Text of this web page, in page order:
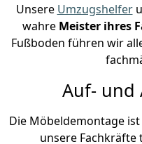
Unsere Umzugshelfer
wahre Meister ihres
Fußboden führen wir
Auf- und
Die Möbeldemontage
unsere Fachkräfte